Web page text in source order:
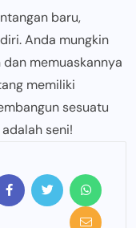
baru,
Anda mungkin
memuaskannya
memiliki
sesuatu
seni!